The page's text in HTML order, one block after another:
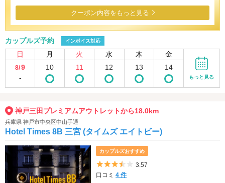
クーポン内容をもっと見る
カップルズ予約 インボイス対応
日 月 火 水 木 金
8/9
-
10 11 12 13 14
もっと見る
神戸三田プレミアムアウトレットから18.0km
兵庫県 神戸市中央区中山手通
Hotel Times 8B 三宮 (タイムズ エイトビー)
カップルズおすすめ
5つ星のうち3.5
3.57
口コミ4 件